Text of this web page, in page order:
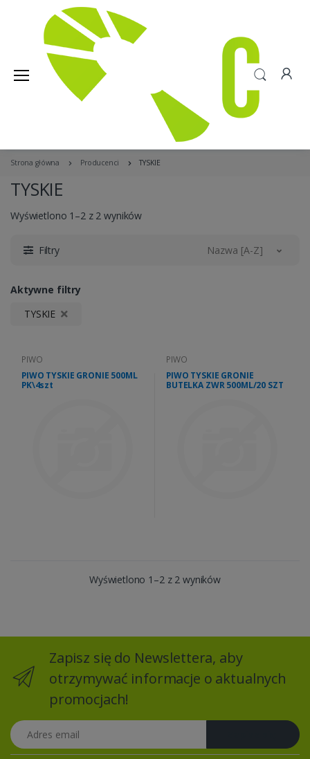
Strona główna Producenci TYSKIE
TYSKIE
Wyświetlono 1–2 z 2 wyników
Filtry Nazwa [A-Z]
Aktywne filtry
TYSKIE
PIWO
PIWO TYSKIE GRONIE 500ML
PK\4szt
PIWO
PIWO TYSKIE GRONIE
BUTELKA ZWR 500ML/20 SZT
Wyświetlono 1–2 z 2 wyników
Zapisz się do Newslettera, aby
otrzymywać informacje o aktualnych
promocjach!
Adres email